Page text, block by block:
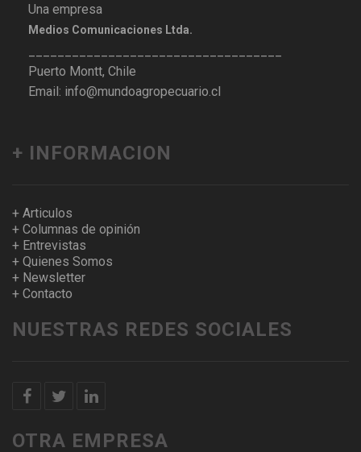
Una empresa
Medios Comunicaciones Ltda.
Puerto Montt, Chile
Email: info@mundoagropecuario.cl
+ INFORMACION
+ Articulos
+ Columnas de opinión
+ Entrevistas
+ Quienes Somos
+ Newsletter
+ Contacto
NUESTRAS REDES SOCIALES
OTRA EMPRESA